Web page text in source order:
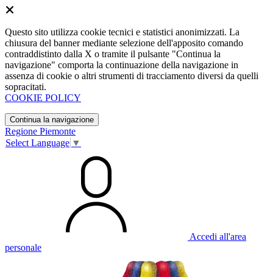
Questo sito utilizza cookie tecnici e statistici anonimizzati. La
chiusura del banner mediante selezione dell'apposito comando
contraddistinto dalla X o tramite il pulsante "Continua la
navigazione" comporta la continuazione della navigazione in
assenza di cookie o altri strumenti di tracciamento diversi da quelli
sopracitati.
COOKIE POLICY
Continua la navigazione
Regione Piemonte
Select Language ▼
Accedi all'area
personale